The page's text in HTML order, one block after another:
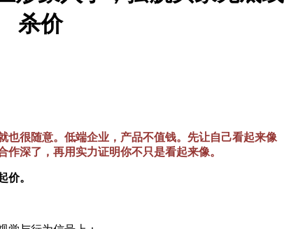
杀价
也很随意。低端企业，产品不值钱。先让自己看起来像
深了，再用实力证明你不只是看起来像。
价。